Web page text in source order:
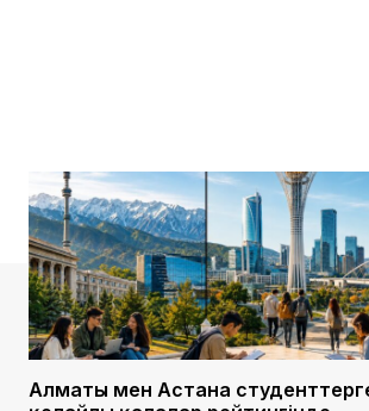
Алматы мен Астана